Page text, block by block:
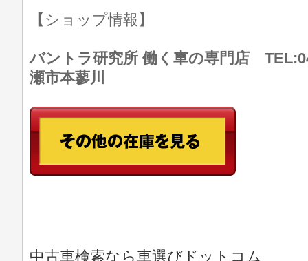
【ショップ情報】
バントラ研究所 働く車の専門店
瀬市本蓼川
中古車検索なら車選びドットコム